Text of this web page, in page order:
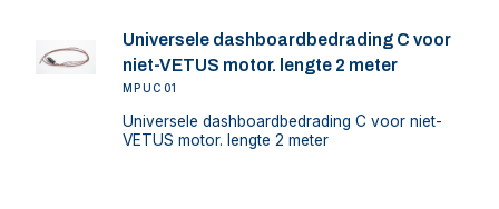
Universele dashboardbedrading C voor
niet-VETUS motor. lengte 2 meter
MPUC01
Universele dashboardbedrading C voor niet-
VETUS motor. lengte 2 meter